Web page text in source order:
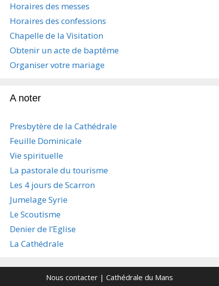
i
o
n
e
s
t
l
e
s
Horaires des messes
Horaires des confessions
Chapelle de la Visitation
Obtenir un acte de baptême
Organiser votre mariage
A noter
Presbytère de la Cathédrale
Feuille Dominicale
Vie spirituelle
La pastorale du tourisme
Les 4 jours de Scarron
Jumelage Syrie
Le Scoutisme
Denier de l’Eglise
La Cathédrale
Nous contacter | Cathédrale du Mans